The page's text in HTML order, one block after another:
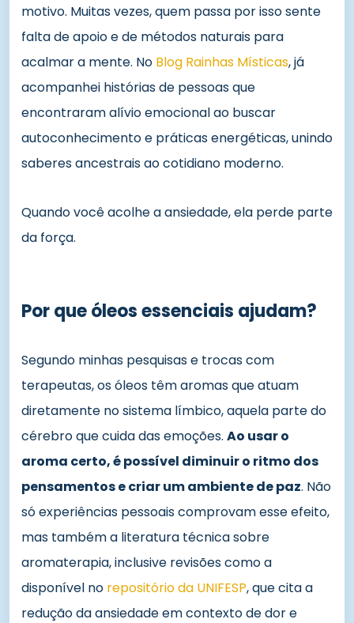
motivo. Muitas vezes, quem passa por isso sente
falta de apoio e de métodos naturais para
acalmar a mente. No Blog Rainhas Místicas, já
acompanhei histórias de pessoas que
encontraram alívio emocional ao buscar
autoconhecimento e práticas energéticas, unindo
saberes ancestrais ao cotidiano moderno.
Quando você acolhe a ansiedade, ela perde parte
da força.
Por que óleos essenciais ajudam?
Segundo minhas pesquisas e trocas com
terapeutas, os óleos têm aromas que atuam
diretamente no sistema límbico, aquela parte do
cérebro que cuida das emoções. Ao usar o
aroma certo, é possível diminuir o ritmo dos
pensamentos e criar um ambiente de paz. Não
só experiências pessoais comprovam esse efeito,
mas também a literatura técnica sobre
aromaterapia, inclusive revisões como a
disponível no repositório da UNIFESP, que cita a
redução da ansiedade em contexto de dor e